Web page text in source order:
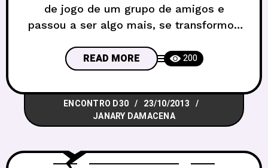
de jogo de um grupo de amigos e
passou a ser algo mais, se transformou
expandir as fronteiras do RPG em
Brasília, possibilitando uma interação
maior entre mestres e jogadores dos
cantos mais longínquos do Distrito
Federal. E assim surgiu o D30
READ MORE 200
ENCONTRO D30
23/10/2013
JANARY DAMACENA